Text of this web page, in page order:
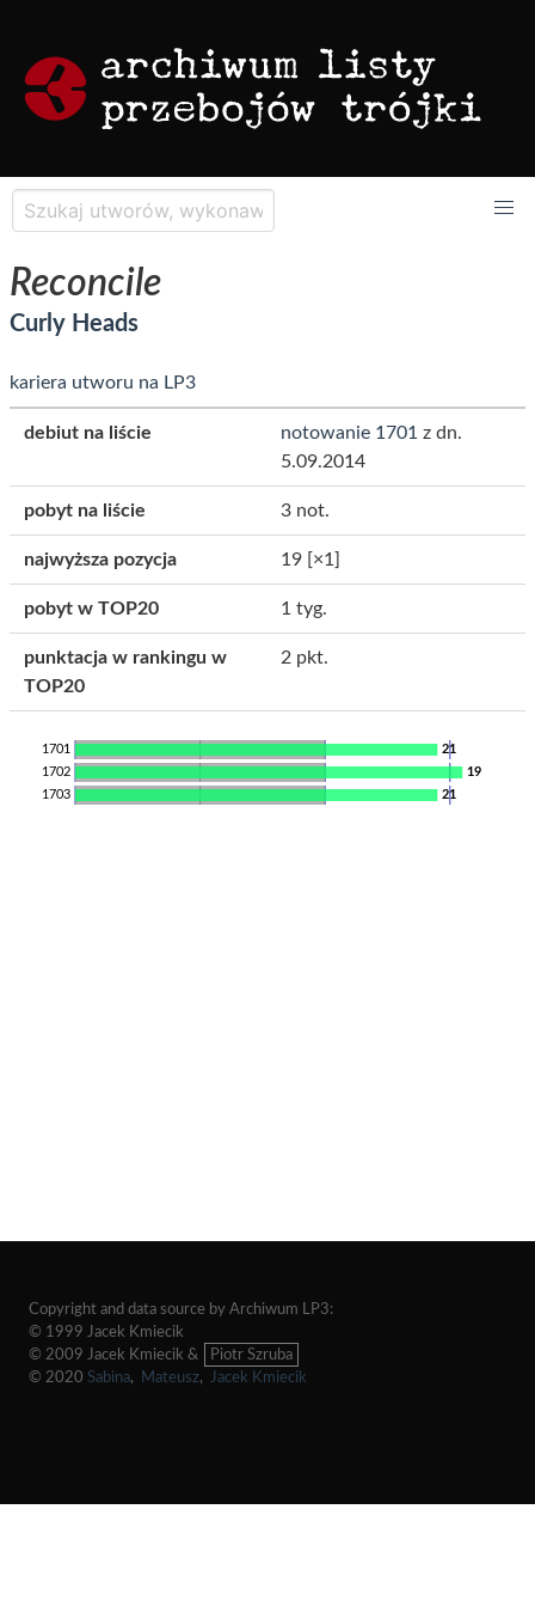
Reconcile
Curly Heads
kariera utworu na LP3
debiut na liście notowanie 1701 z dn.
5.09.2014
pobyt na liście 3 not.
najwyższa pozycja 19 [×1]
pobyt w TOP20 1 tyg.
punktacja w rankingu w
TOP20
2 pkt.
21
1701
19
1702
21
1703
Copyright and data source by Archiwum LP3:
© 1999 Jacek Kmiecik
© 2009 Jacek Kmiecik &
Piotr Szruba
© 2020 Sabina, Mateusz, Jacek Kmiecik